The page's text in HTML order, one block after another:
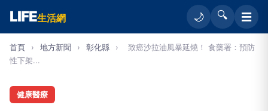
LIFE生活網 🌙 🔍 ☰
首頁 › 地方新聞 › 彰化縣 ›
致癌沙拉油風暴延燒！ 食藥署：預防
性下架...
健康醫療